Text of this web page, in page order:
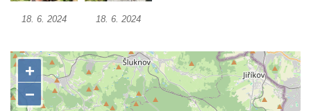
Socha Tygr v ZOO Hluboká
Socha Želva v ZOO Hluboká
Socha Kozorožec horský v ZOO Hluboká
18. 6. 2024 18. 6. 2024